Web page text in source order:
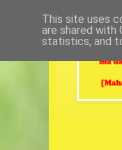
This site uses
are shared with
statistics, and